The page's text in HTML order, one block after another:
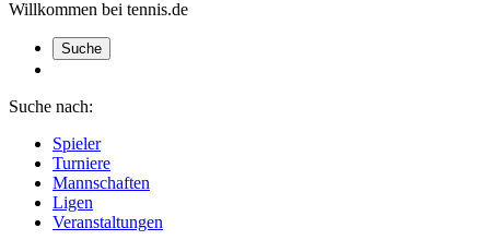
Willkommen bei tennis.de
Suche
Suche nach:
Spieler
Turniere
Mannschaften
Ligen
Veranstaltungen